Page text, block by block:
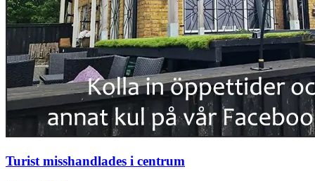
Turist misshandlades i centrum